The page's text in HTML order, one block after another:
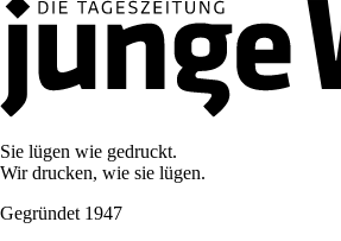
Sie lügen wie gedruckt.
Wir drucken, wie sie lügen.
Gegründet 1947